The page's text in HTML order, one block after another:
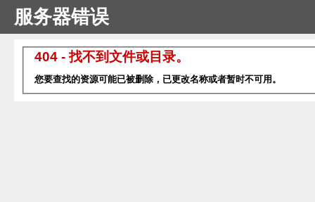
服务器错误
404 - 找不到文件或目录。
您要查找的资源可能已被删除，已更改名称或者暂时不可用。